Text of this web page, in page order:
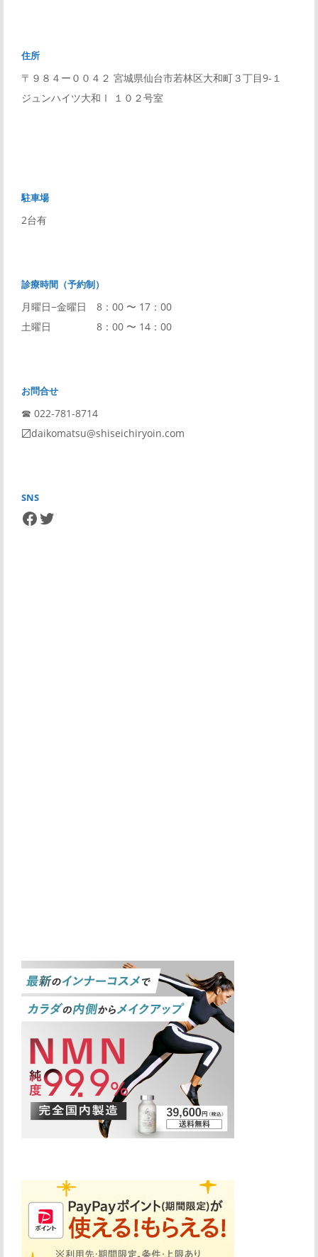
住所
〒９８４ー００４２ 宮城県仙台市若林区大和町３丁目9-１
ジュンハイツ大和Ⅰ １０２号室
駐車場
2台有
診療時間（予約制）
月曜日−金曜日 8：00 〜 17：00
土曜日 8：00 〜 14：00
お問合せ
☎︎ 022-781-8714
〼daikomatsu@shiseichiryoin.com
SNS